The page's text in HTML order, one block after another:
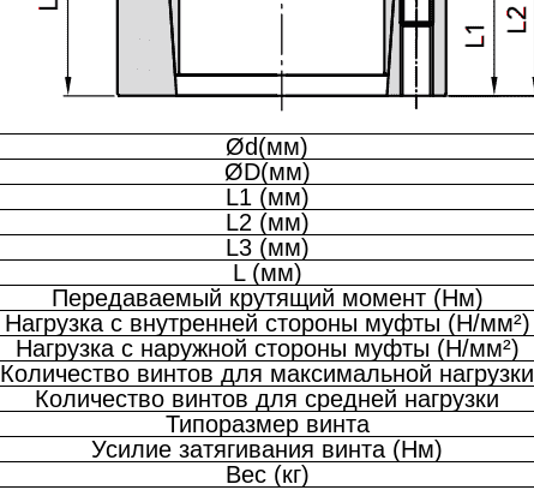
Ød(мм)
ØD(мм)
L1 (мм)
L2 (мм)
L3 (мм)
L (мм)
Передаваемый крутящий момент (Нм)
Нагрузка с внутренней стороны муфты (Н/мм²)
Нагрузка с наружной стороны муфты (Н/мм²)
Количество винтов для максимальной нагрузки
Количество винтов для средней нагрузки
Типоразмер винта
Усилие затягивания винта (Нм)
Вес (кг)